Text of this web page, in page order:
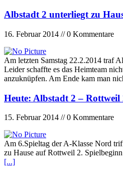
Albstadt 2 unterliegt zu
16. Februar 2014 // 0 Kommentare
Am letzten Samstag 22.2.2014 traf
Leider schaffte es das Heimteam
anzuknüpfen. Am Ende kam man
Heute: Albstadt 2 –
15. Februar 2014 // 0 Kommentare
Am 6.Spieltag der A-Klasse Nord
zu Hause auf Rottweil 2.
[...]